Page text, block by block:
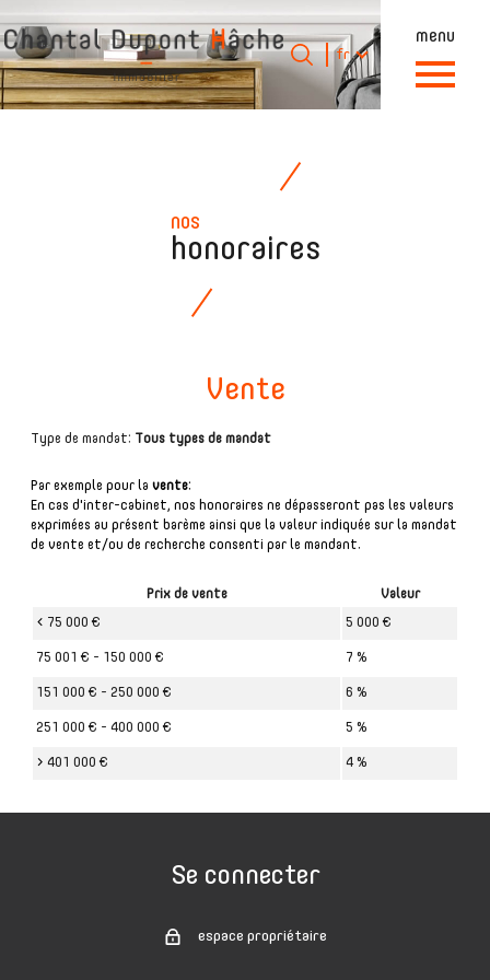
menu
Langue
fr
Accueil
0
Langue
fr
nos
honoraires
Vente
Type de mandat: Tous types de mandat
Par exemple pour la vente:
En cas d'inter-cabinet, nos honoraires ne dépasseront pas les valeurs
exprimées au présent barème ainsi que la valeur indiquée sur la mandat
de vente et/ou de recherche consenti par le mandant.
Prix de vente
Valeur
< 75 000 € 5 000 €
75 001 € - 150 000 € 7 %
151 000 € - 250 000 € 6 %
251 000 € - 400 000 € 5 %
> 401 000 € 4 %
Se connecter
espace propriétaire